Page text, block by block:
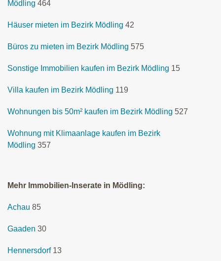
Mödling 464
Häuser mieten im Bezirk Mödling 42
Büros zu mieten im Bezirk Mödling 575
Sonstige Immobilien kaufen im Bezirk Mödling 15
Villa kaufen im Bezirk Mödling 119
Wohnungen bis 50m² kaufen im Bezirk Mödling 527
Wohnung mit Klimaanlage kaufen im Bezirk
Mödling 357
Mehr Immobilien-Inserate in Mödling:
Achau 85
Gaaden 30
Hennersdorf 13